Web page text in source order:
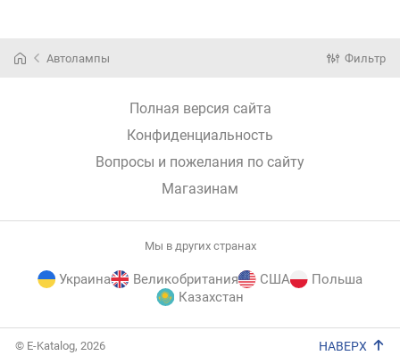
Автолампы Фильтр
Полная версия сайта
Конфиденциальность
Вопросы и пожелания по сайту
Магазинам
Мы в других странах
Украина Великобритания США
Польша
Казахстан
© E-Katalog, 2026 НАВЕРХ